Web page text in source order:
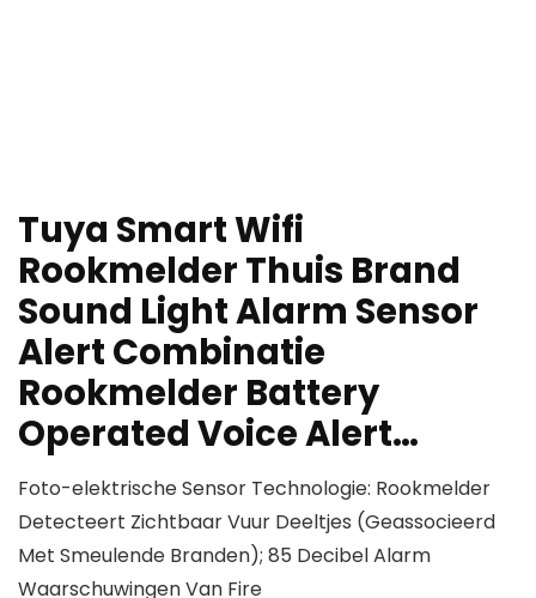
Tuya Smart Wifi
Rookmelder Thuis Brand
Sound Light Alarm Sensor
Alert Combinatie
Rookmelder Battery
Operated Voice Alert…
Foto-elektrische Sensor Technologie: Rookmelder
Detecteert Zichtbaar Vuur Deeltjes (Geassocieerd
Met Smeulende Branden); 85 Decibel Alarm
Waarschuwingen Van Fire